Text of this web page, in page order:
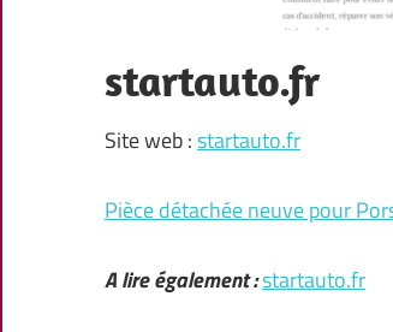
startauto.fr
Site web :startauto.fr
Pièce détachée neuve pour
A lire également :startauto.fr